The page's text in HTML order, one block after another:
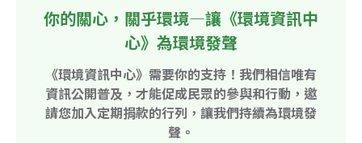
你的關心，關乎環境—讓《環境資訊中
心》為環境發聲
《環境資訊中心》需要你的支持！我們相信唯有
資訊公開普及，才能促成民眾的參與和行動，邀
請您加入定期捐款的行列，讓我們持續為環境發
聲。